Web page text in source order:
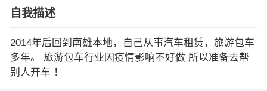
自我描述
2014年后回到南雄本地，自己从事汽车租赁，旅游包车
多年。 旅游包车行业因疫情影响不好做 所以准备去帮
别人开车 ！